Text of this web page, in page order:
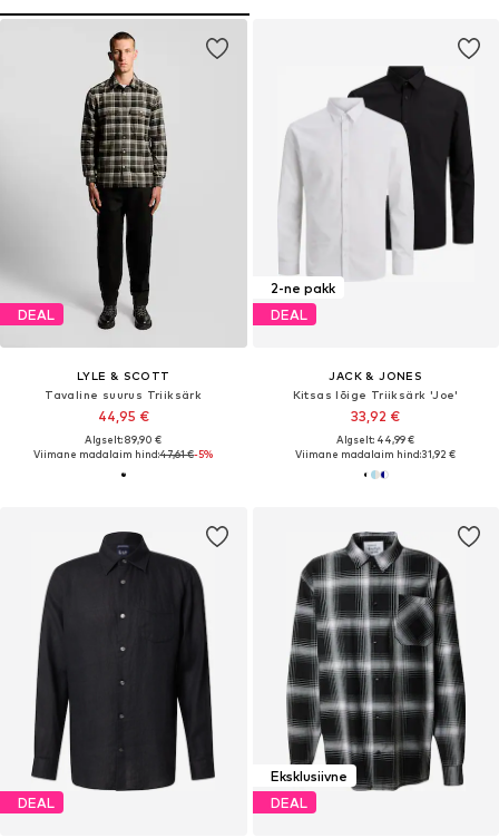
DEAL
LYLE & SCOTT
Tavaline suurus Triiksärk
44,95 €
Algselt: 89,90 €
Viimane madalaim hind:47,61 €-5%
2-ne pakk
DEAL
JACK & JONES
Kitsas lõige Triiksärk 'Joe'
33,92 €
Algselt: 44,99 €
Viimane madalaim hind:31,92 €
DEAL
Eksklusiivne
DEAL